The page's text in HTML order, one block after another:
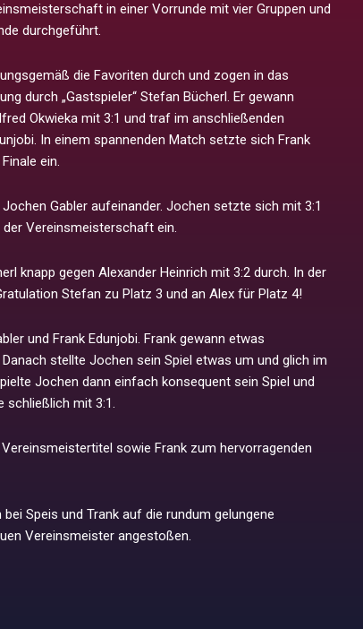
in einer Vorrunde mit vier Gruppen und
durchgeführt.
die Favoriten durch und zogen in das
durch „Gastspieler“ Stefan Bücherl. Er gewann
Okwieka mit 3:1 und traf im anschließenden
In einem spannenden Match setzte sich Frank
ein.
Gabler aufeinander. Jochen setzte sich mit 3:1
Vereinsmeisterschaft ein.
knapp gegen Alexander Heinrich mit 3:2 durch. In der
Stefan zu Platz 3 und an Alex für Platz 4!
und Frank Edunjobi. Frank gewann etwas
stellte Jochen sein Spiel etwas um und glich im
Jochen dann einfach konsequent sein Spiel und
schließlich mit 3:1.
sowie Frank zum hervorragenden
Speis und Trank auf die rundum gelungene
Vereinsmeister angestoßen.